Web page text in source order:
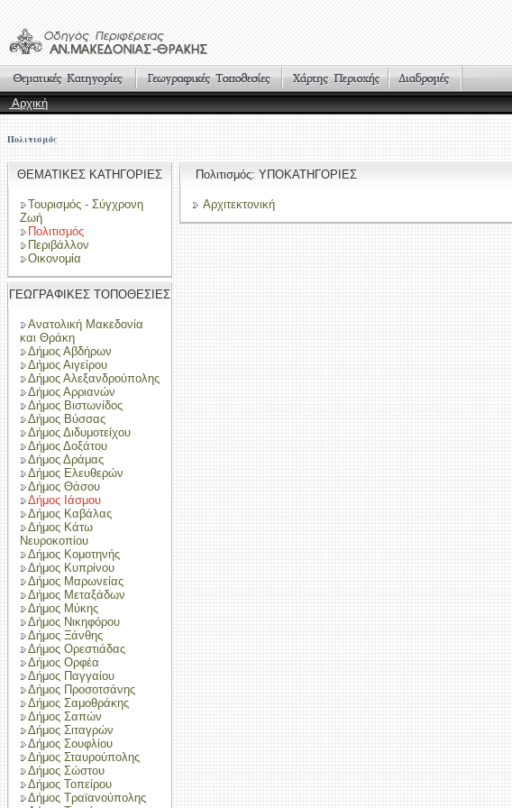
Αρχική
Πολιτισμός
ΘΕΜΑΤΙΚΕΣ ΚΑΤΗΓΟΡΙΕΣ
Τουρισμός - Σύγχρονη
Ζωή
Πολιτισμός
Περιβάλλον
Οικονομία
ΓΕΩΓΡΑΦΙΚΕΣ ΤΟΠΟΘΕΣΙΕΣ
Ανατολική Μακεδονία
και Θράκη
Δήμος Αβδήρων
Δήμος Αιγείρου
Δήμος Αλεξανδρούπολης
Δήμος Αρριανών
Δήμος Βιστωνίδος
Δήμος Βύσσας
Δήμος Διδυμοτείχου
Δήμος Δοξάτου
Δήμος Δράμας
Δήμος Ελευθερών
Δήμος Θάσου
Δήμος Ιάσμου
Δήμος Καβάλας
Δήμος Κάτω
Νευροκοπίου
Δήμος Κομοτηνής
Δήμος Κυπρίνου
Δήμος Μαρωνείας
Δήμος Μεταξάδων
Δήμος Μύκης
Δήμος Νικηφόρου
Δήμος Ξάνθης
Δήμος Ορεστιάδας
Δήμος Ορφέα
Δήμος Παγγαίου
Δήμος Προσοτσάνης
Δήμος Σαμοθράκης
Δήμος Σαπών
Δήμος Σιταγρών
Δήμος Σουφλίου
Δήμος Σταυρούπολης
Δήμος Σώστου
Δήμος Τοπείρου
Δήμος Τραϊανούπολης
Πολιτισμός: ΥΠΟΚΑΤΗΓΟΡΙΕΣ
Αρχιτεκτονική